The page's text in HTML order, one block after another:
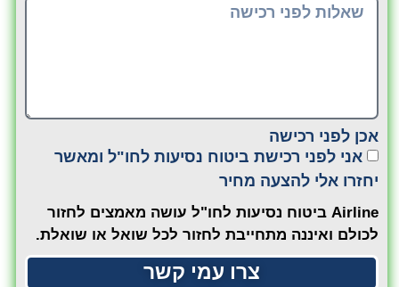
אכן לפני רכישה
אני לפני רכישת ביטוח נסיעות לחו"ל ומאשר
יחזרו אלי להצעה מחיר
Airline ביטוח נסיעות לחו"ל עושה מאמצים לחזור
לכולם ואיננה מתחייבת לחזור לכל שואל או שואלת.
צרו עמי קשר